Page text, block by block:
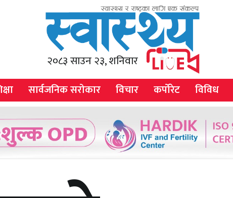
२०८३ साउन २३, शनिवार
सार्वजनिक सरोकार विचार कर्पोरेट विविध